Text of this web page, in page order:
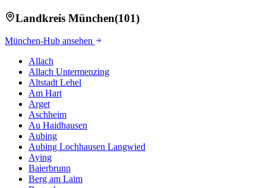
Landkreis München(101)
München-Hub ansehen
Allach
Allach Untermenzing
Altstadt Lehel
Am Hart
Arget
Aschheim
Au Haidhausen
Aubing
Aubing Lochhausen Langwied
Aying
Baierbrunn
Berg am Laim